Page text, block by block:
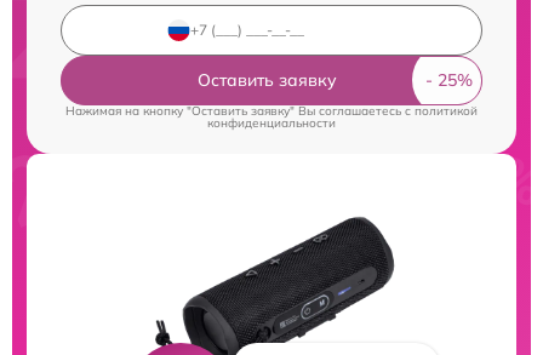
Оставить заявку
Нажимая на кнопку "Оставить заявку" Вы соглашаетесь cполитикой
конфиденциальности